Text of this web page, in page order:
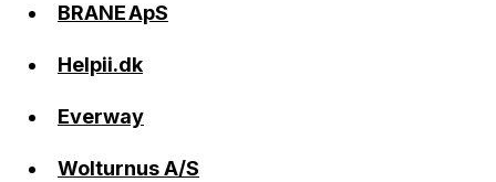
BRANE ApS
Helpii.dk
Everway
Wolturnus A/S